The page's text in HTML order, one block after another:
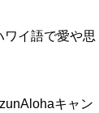
イ語で愛や思
キャン